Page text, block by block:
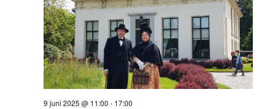
9 juni 2025 @ 11:00 - 17:00